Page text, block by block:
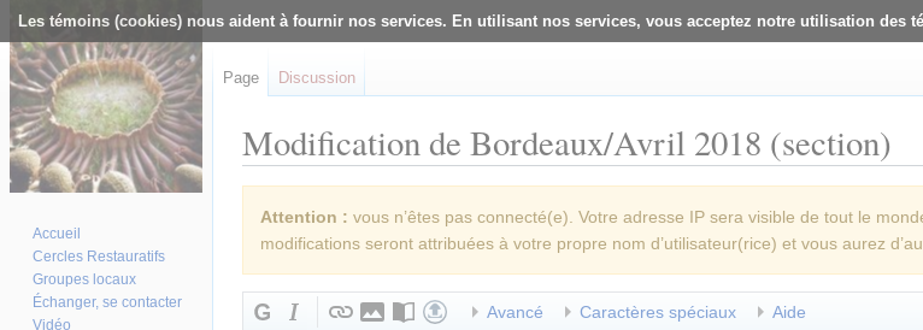
Les témoins (cookies) nous aident à fournir nos services. En utilisant nos services, vous acceptez notre utilisation des
Modification de Bordeaux/Avril 2018 (section)
Attention : vous n’êtes pas connecté(e). Votre adresse IP sera visible de tout le
modifications seront attribuées à votre propre nom d’utilisateur(rice) et vous aurez
Avancé Caractères spéciaux Aide
Page Discussion
Accueil
Cercles Restauratifs
Groupes locaux
Échanger, se contacter
Vidéo